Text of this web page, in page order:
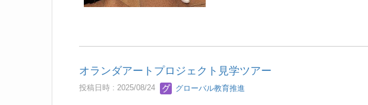
オランダアートプロジェクト見学ツアー
投稿日時 : 2025/08/24 グローバル教育推進